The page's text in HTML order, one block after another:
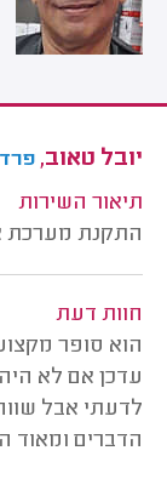
יובל טאוב,
תיאור השירות
התקנת מערכת
חוות דעת
הוא סופר
עדכן אם לא
לדעתי אבל
הדברים ומאוד